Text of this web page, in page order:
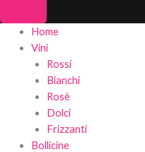
Home
Vini
Rossi
Bianchi
Rosè
Dolci
Frizzanti
Bollicine